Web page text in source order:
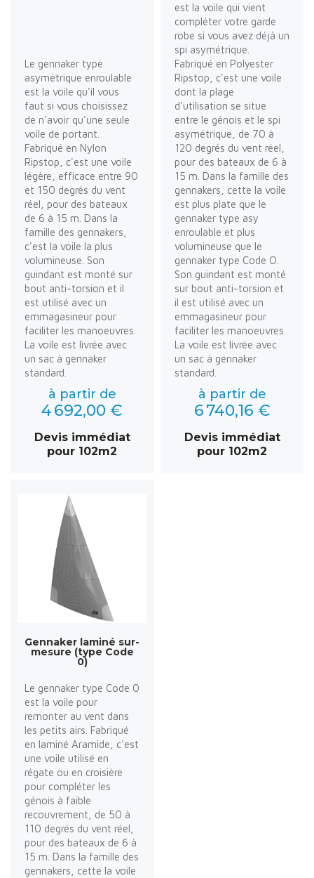
Le gennaker type
asymétrique enroulable
est la voile qu'il vous
faut si vous choisissez
de n'avoir qu'une seule
voile de portant.
Fabriqué en Nylon
Ripstop, c'est une voile
légère, efficace entre 90
et 150 degrés du vent
réel, pour des bateaux
de 6 à 15 m. Dans la
famille des gennakers,
c'est la voile la plus
volumineuse. Son
guindant est monté sur
bout anti-torsion et il
est utilisé avec un
emmagasineur pour
faciliter les manoeuvres.
La voile est livrée avec
un sac à gennaker
standard.
à partir de
4 692,00 €
Devis immédiat
pour 102m2
est la voile qui vient
compléter votre garde
robe si vous avez déjà un
spi asymétrique.
Fabriqué en Polyester
Ripstop, c'est une voile
dont la plage
d'utilisation se situe
entre le génois et le spi
asymétrique, de 70 à
120 degrés du vent réel,
pour des bateaux de 6 à
15 m. Dans la famille des
gennakers, cette la voile
est plus plate que le
gennaker type asy
enroulable et plus
volumineuse que le
gennaker type Code O.
Son guindant est monté
sur bout anti-torsion et
il est utilisé avec un
emmagasineur pour
faciliter les manoeuvres.
La voile est livrée avec
un sac à gennaker
standard.
à partir de
6 740,16 €
Devis immédiat
pour 102m2
Gennaker laminé sur-
mesure (type Code
0)
Le gennaker type Code 0
est la voile pour
remonter au vent dans
les petits airs. Fabriqué
en laminé Aramide, c'est
une voile utilisé en
régate ou en croisière
pour compléter les
génois à faible
recouvrement, de 50 à
110 degrés du vent réel,
pour des bateaux de 6 à
15 m. Dans la famille des
gennakers, cette la voile